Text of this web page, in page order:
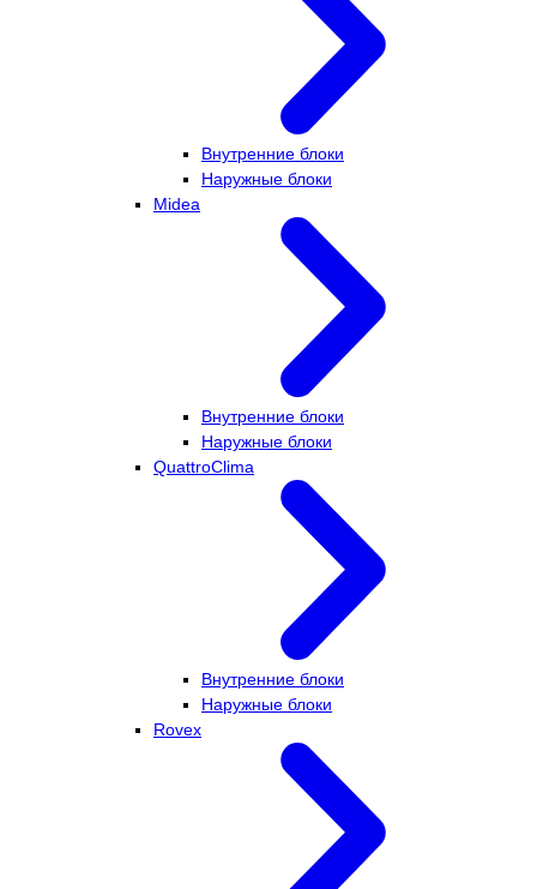
Внутренние блоки
Наружные блоки
Midea
Внутренние блоки
Наружные блоки
QuattroClima
Внутренние блоки
Наружные блоки
Rovex